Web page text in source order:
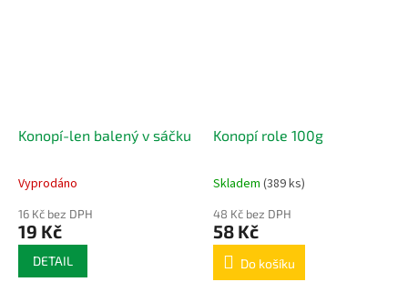
Konopí-len balený v sáčku
Vyprodáno
16 Kč bez DPH
19 Kč
DETAIL
Konopí role 100g
Skladem (389 ks)
48 Kč bez DPH
58 Kč
Do košíku